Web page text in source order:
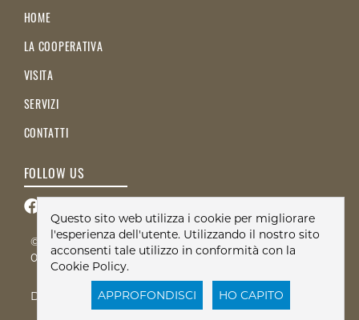
HOME
LA COOPERATIVA
VISITA
SERVIZI
CONTATTI
FOLLOW US
© 2026 Società Cooperativa Montagne del Mare - PI
03496760046 - All Right Reserved
Developed by
Questo sito web utilizza i cookie per migliorare
l'esperienza dell'utente. Utilizzando il nostro sito
acconsenti tale utilizzo in conformità con la
Cookie Policy.
APPROFONDISCI
HO CAPITO